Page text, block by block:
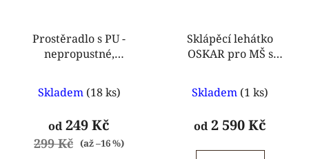
Prostěradlo s PU -
nepropustné,
hodnocení
produktu
je
Skladem (18 ks)
od249 Kč
299 Kč (až –16 %)
Sklápěcí lehátko
OSKAR pro MŠ s
potahem
hodnocení
produktu
5,0
Skladem (1 ks)
od2 590 Kč